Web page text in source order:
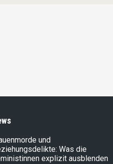
und
Was die
explizit ausblenden